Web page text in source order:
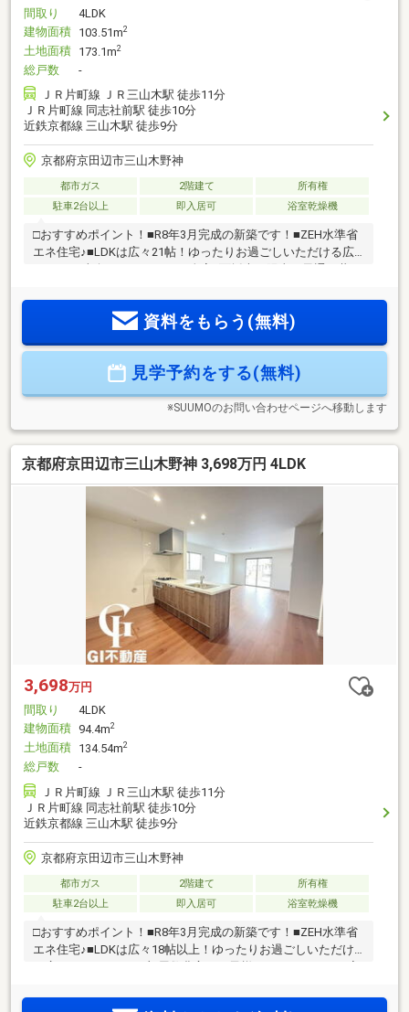
間取り
4LDK
建物面積 103.51m2
土地面積 173.1m2
総戸数
-
ＪＲ片町線 ＪＲ三山木駅 徒歩11分
ＪＲ片町線 同志社前駅 徒歩10分
近鉄京都線 三山木駅 徒歩9分
京都府京田辺市三山木野神
都市ガス 2階建て
所有権
駐車2台以上
即入居可 浴室乾燥機
□おすすめポイント！■R8年3月完成の新築です！■ZEH水準省
エネ住宅♪■LDKは広々21帖！ゆったりお過ごしいただける広
家事導線良好です♪■洋服をひとまとめに収納いただけるWICを
設置♪■駐車スペースは2台分ございます♪□近隣環境■JR「同志
細は、GI不動産までご相談ください公式LINEやお電話でご連絡
いただけます♪
資料をもらう(無料)
見学予約をする(無料)
※SUUMOのお問い合わせページへ移動します
京都府京田辺市三山木野神 3,698万円 4LDK
3,698万円
間取り
4LDK
建物面積 94.4m2
土地面積 134.54m2
総戸数
-
ＪＲ片町線 ＪＲ三山木駅 徒歩11分
ＪＲ片町線 同志社前駅 徒歩10分
近鉄京都線 三山木駅 徒歩9分
京都府京田辺市三山木野神
都市ガス 2階建て
所有権
駐車2台以上
即入居可 浴室乾燥機
□おすすめポイント！■R8年3月完成の新築です！■ZEH水準省
エネ住宅♪■LDKは広々18帖以上！ゆったりお過ごしいただけ
です♪■水回りがまとまっており家事導線良好です♪■駐車スペ